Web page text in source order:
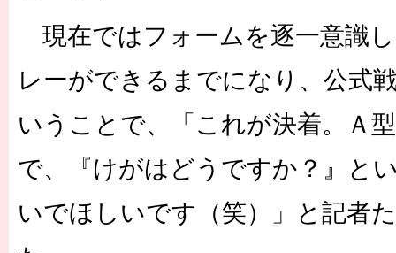
現在ではフォームを逐一意識
レーができるまでになり、公式
いうことで、「これが決着。Ａ
で、『けがはどうですか？』と
いでほしいです（笑）」と記者